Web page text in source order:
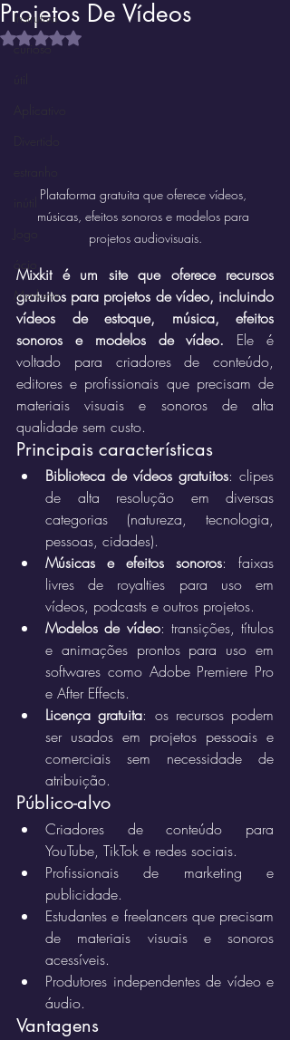
Instrutivo
curioso
ócio
Marketin'
Projetos De Vídeos
Avaliado com NaN de 5 estrelas.
Plataforma gratuita que oferece vídeos,
músicas, efeitos sonoros e modelos para
projetos audiovisuais.
Mixkit é um site que oferece recursos
gratuitos para projetos de vídeo, incluindo
vídeos de estoque, música, efeitos
sonoros e modelos de vídeo. Ele é
voltado para criadores de conteúdo,
editores e profissionais que precisam de
materiais visuais e sonoros de alta
qualidade sem custo.
Principais características
Biblioteca de vídeos gratuitos: clipes
de alta resolução em diversas
categorias (natureza, tecnologia,
pessoas, cidades).
Músicas e efeitos sonoros: faixas
livres de royalties para uso em
vídeos, podcasts e outros projetos.
Modelos de vídeo: transições, títulos
e animações prontos para uso em
softwares como Adobe Premiere Pro
e After Effects.
Licença gratuita: os recursos podem
ser usados em projetos pessoais e
comerciais sem necessidade de
atribuição.
Público-alvo
Criadores de conteúdo para
YouTube, TikTok e redes sociais.
Profissionais de marketing e
publicidade.
Estudantes e freelancers que precisam
de materiais visuais e sonoros
acessíveis.
Produtores independentes de vídeo e
áudio.
Vantagens